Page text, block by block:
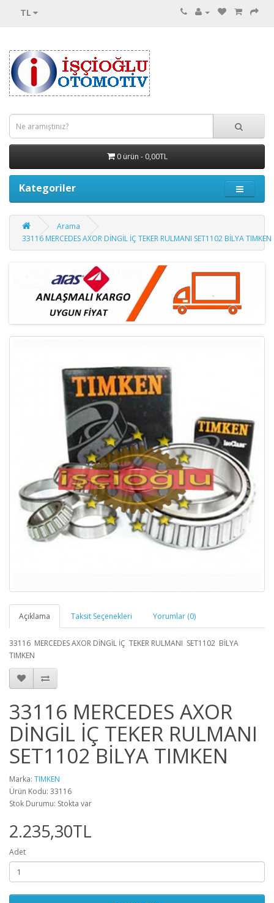
TL
0 ürün - 0,00TL
Kategoriler
Arama
33116 MERCEDES AXOR DİNGİL İÇ TEKER RULMANI SET1102 BİLYA TIMKEN
Açıklama Taksit Seçenekleri Yorumlar (0)
33116 MERCEDES AXOR DİNGİL İÇ TEKER RULMANI SET1102 BİLYA
TIMKEN
33116 MERCEDES AXOR
DİNGİL İÇ TEKER RULMANI
SET1102 BİLYA TIMKEN
Marka: TIMKEN
Ürün Kodu: 33116
Stok Durumu: Stokta var
2.235,30TL
Adet